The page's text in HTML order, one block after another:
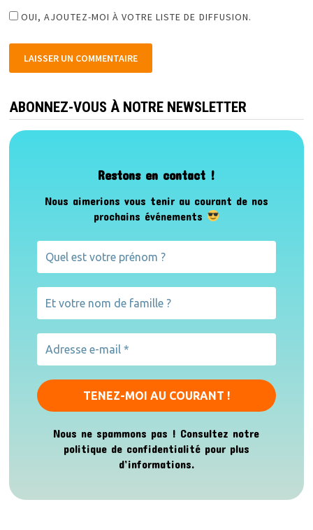
OUI, AJOUTEZ-MOI À VOTRE LISTE DE DIFFUSION.
ABONNEZ-VOUS À NOTRE NEWSLETTER
Restons en contact !
Nous aimerions vous tenir au courant de nos
prochains événements
Nous ne spammons pas ! Consultez notre
politique de confidentialitépour plus
d’informations.